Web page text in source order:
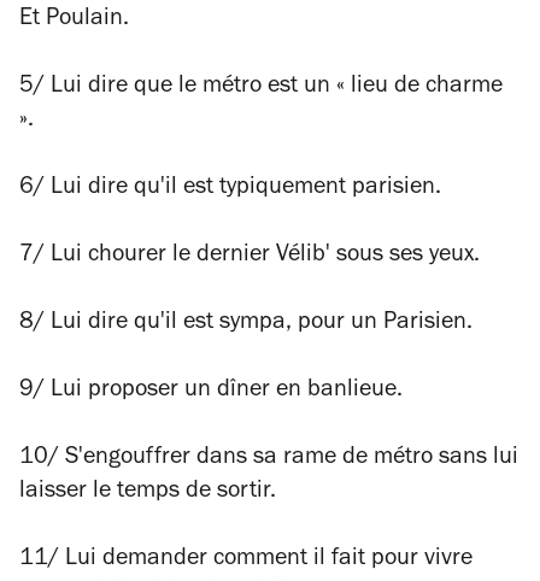
Et Poulain.
5/ Lui dire que le métro est un « lieu de charme
».
6/ Lui dire qu'il est typiquement parisien.
7/ Lui chourer le dernier Vélib' sous ses yeux.
8/ Lui dire qu'il est sympa, pour un Parisien.
9/ Lui proposer un dîner en banlieue.
10/ S'engouffrer dans sa rame de métro sans lui
laisser le temps de sortir.
11/ Lui demander comment il fait pour vivre